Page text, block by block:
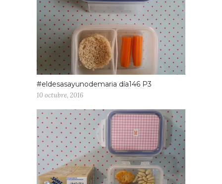
#eldesasayunodemaria día146 P3
10 octubre, 2016